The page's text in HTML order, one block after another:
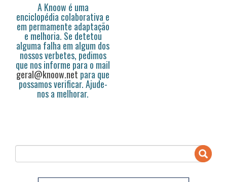
A Knoow é uma
enciclopédia colaborativa e
em permamente adaptação
e melhoria. Se detetou
alguma falha em algum dos
nossos verbetes, pedimos
que nos informe para o mail
geral@knoow.net para que
possamos verificar. Ajude-
nos a melhorar.